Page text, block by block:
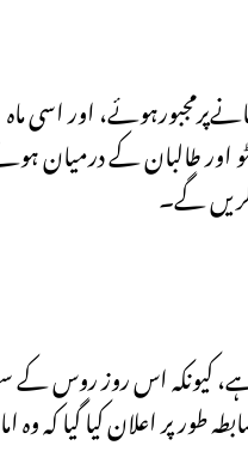
اور طالبان کے
کریں گے۔
تاریخ کا ایک اہم دن ہے،
پر اعلان کیا گیا کہ وہ